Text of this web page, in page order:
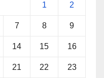
1 2
7 8 9
14 15 16
21 22 23